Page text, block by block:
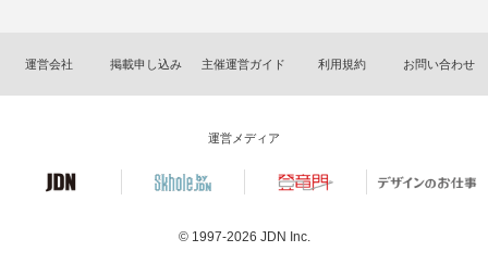
運営会社 掲載申し込み 主催運営ガイド 利用規約 お問い合わせ
運営メディア
© 1997-2026 JDN Inc.